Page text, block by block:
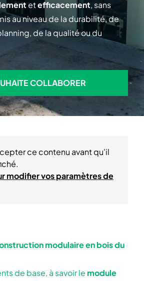
etefficacement, sans
au niveau de la durabilité, de
de la qualité ou du
JE SOUHAITE COLLABORER
COLLABORER
modulaire en bois du
de base, à savoir le module
ce contenu avant qu'il
modifier vos paramètres de